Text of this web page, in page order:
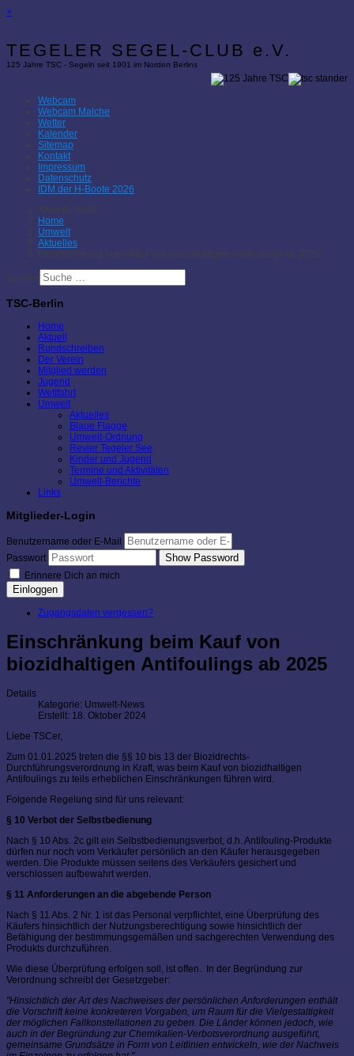
×
TEGELER SEGEL-CLUB e.V.
125 Jahre TSC - Segeln seit 1901 im Norden Berlins
Webcam
Webcam Malche
Wetter
Kalender
Sitemap
Kontakt
Impressum
Datenschutz
IDM der H-Boote 2026
Aktuelle Seite:
Home
Umwelt
Aktuelles
Einschränkung beim Kauf von biozidhaltigen Antifoulings ab 2025
Suchen
TSC-Berlin
Home
Aktuell
Rundschreiben
Der Verein
Mitglied werden
Jugend
Wettfahrt
Umwelt
Aktuelles
Blaue Flagge
Umwelt-Ordnung
Revier Tegeler See
Kinder und Jugend
Termine und Aktivitäten
Umwelt-Berichte
Links
Mitglieder-Login
Benutzername oder E-Mail
Passwort
Show Password
Erinnere Dich an mich
Einloggen
Zugangsdaten vergessen?
Einschränkung beim Kauf von
biozidhaltigen Antifoulings ab 2025
Details
Kategorie: Umwelt-News
Erstellt: 18. Oktober 2024
Liebe TSCer,
Zum 01.01.2025 treten die §§ 10 bis 13 der Biozidrechts-
Durchführungsverordnung in Kraft, was beim Kauf von biozidhaltigen
Antifoulings zu teils erheblichen Einschränkungen führen wird.
Folgende Regelung sind für uns relevant:
§ 10 Verbot der Selbstbedienung
Nach § 10 Abs. 2c gilt ein Selbstbedienungsverbot, d.h. Antifouling-Produkte
dürfen nur noch vom Verkäufer persönlich an den Käufer herausgegeben
werden. Die Produkte müssen seitens des Verkäufers gesichert und
verschlossen aufbewahrt werden.
§ 11 Anforderungen an die abgebende Person
Nach § 11 Abs. 2 Nr. 1 ist das Personal verpflichtet, eine Überprüfung des
Käufers hinsichtlich der Nutzungsberechtigung sowie hinsichtlich der
Befähigung der bestimmungsgemäßen und sachgerechten Verwendung des
Produkts durchzuführen.
Wie diese Überprüfung erfolgen soll, ist offen. In der Begründung zur
Verordnung schreibt der Gesetzgeber:
"Hinsichtlich der Art des Nachweises der persönlichen Anforderungen enthält
die Vorschrift keine konkreteren Vorgaben, um Raum für die Vielgestaltigkeit
der möglichen Fallkonstellationen zu geben. Die Länder können jedoch, wie
auch in der Begründung zur Chemikalien-Verbotsverordnung ausgeführt,
gemeinsame Grundsätze in Form von Leitlinien entwickeln, wie der Nachweis